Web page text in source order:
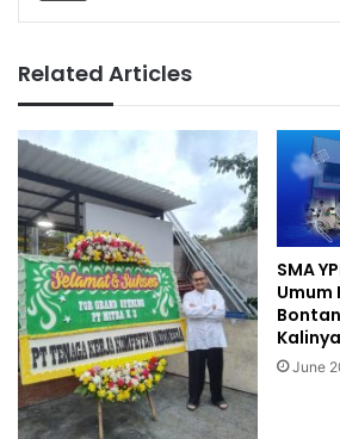
Related Articles
SMA
Umum
Kalinya
June